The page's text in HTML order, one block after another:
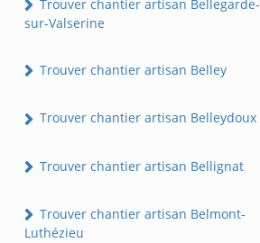
Trouver chantier artisan Bellegarde-
sur-Valserine
Trouver chantier artisan Belley
Trouver chantier artisan Belleydoux
Trouver chantier artisan Bellignat
Trouver chantier artisan Belmont-
Luthézieu